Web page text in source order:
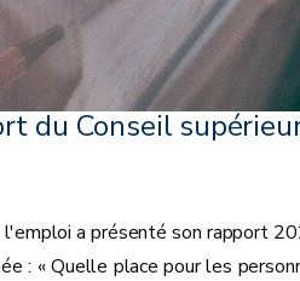
du Conseil
l'emploi a présenté son rapport
: « Quelle place pour les